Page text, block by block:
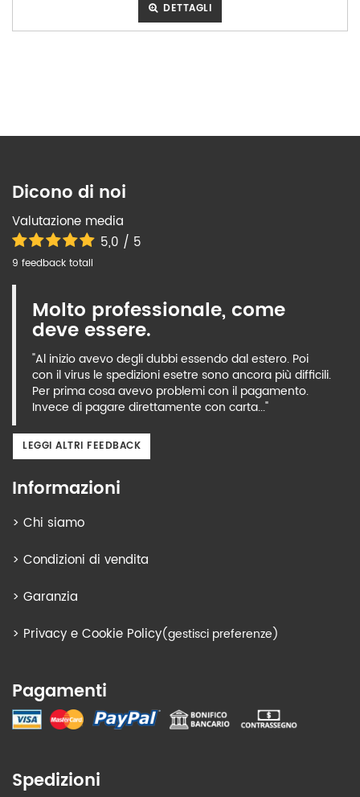
DETTAGLI
Dicono di noi
Valutazione media
5,0 / 5
9 feedback totali
Molto professionale, come
deve essere.
"Al inizio avevo degli dubbi essendo dal estero. Poi
con il virus le spedizioni esetre sono ancora più difficili.
Per prima cosa avevo problemi con il pagamento.
Invece di pagare direttamente con carta..."
LEGGI ALTRI FEEDBACK
Informazioni
> Chi siamo
> Condizioni di vendita
> Garanzia
> Privacy e Cookie Policy(gestisci preferenze)
Pagamenti
Spedizioni